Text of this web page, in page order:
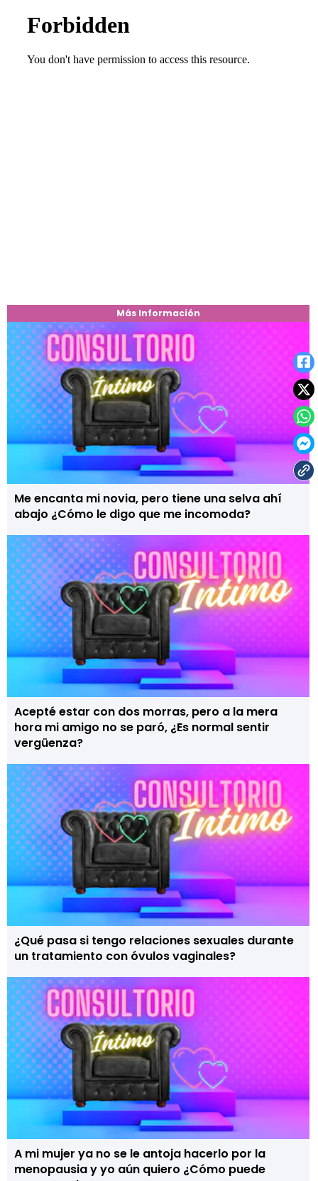
Más Información
Me encanta mi novia, pero tiene una selva ahí
abajo ¿Cómo le digo que me incomoda?
Acepté estar con dos morras, pero a la mera
hora mi amigo no se paró, ¿Es normal sentir
vergüenza?
¿Qué pasa si tengo relaciones sexuales durante
un tratamiento con óvulos vaginales?
A mi mujer ya no se le antoja hacerlo por la
menopausia y yo aún quiero ¿Cómo puede